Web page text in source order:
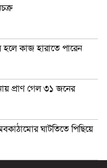
কাজ হারাতে পারেন
প্রাণ গেল ৩১ জনের
ঘাটতিতে পিছিয়ে